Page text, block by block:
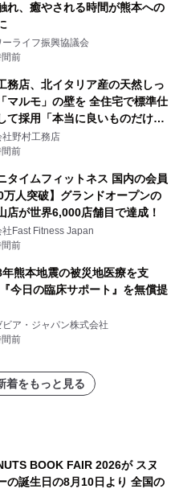
れ、癒やされる時間が熊本への
ーライフ振興協議会
前
務店、北イタリア産の天然しっ
マルモ」の壁を 全住宅で標準仕
て採用「本当に良いものだけに
る」
社野村工務店
前
タイムフィットネス 国内の会員
万人突破】グランドオープンの
店が世界6,000店舗目で達成！
社Fast Fitness Japan
前
熊本地震の被災地医療を支
日の臨床サポート』を無償提
ビア・ジャパン株式会社
前
着をもっと見る
BOOK FAIR 2026が スヌ
の誕生日の8月10日より 全国の